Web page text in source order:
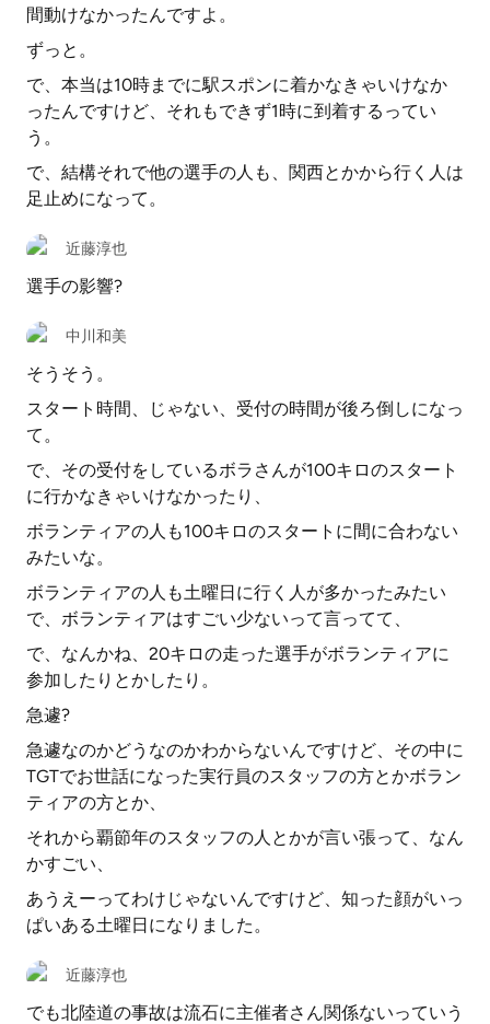
間動けなかったんですよ。
ずっと。
で、本当は10時までに駅スポンに着かなきゃいけなか
ったんですけど、それもできず1時に到着するってい
う。
で、結構それで他の選手の人も、関西とかから行く人は
足止めになって。
近藤淳也
選手の影響?
中川和美
そうそう。
スタート時間、じゃない、受付の時間が後ろ倒しになっ
て。
で、その受付をしているボラさんが100キロのスタート
に行かなきゃいけなかったり、
ボランティアの人も100キロのスタートに間に合わない
みたいな。
ボランティアの人も土曜日に行く人が多かったみたい
で、ボランティアはすごい少ないって言ってて、
で、なんかね、20キロの走った選手がボランティアに
参加したりとかしたり。
急遽?
急遽なのかどうなのかわからないんですけど、その中に
TGTでお世話になった実行員のスタッフの方とかボラン
ティアの方とか、
それから覇節年のスタッフの人とかが言い張って、なん
かすごい、
あうえーってわけじゃないんですけど、知った顔がいっ
ぱいある土曜日になりました。
近藤淳也
でも北陸道の事故は流石に主催者さん関係ないっていう